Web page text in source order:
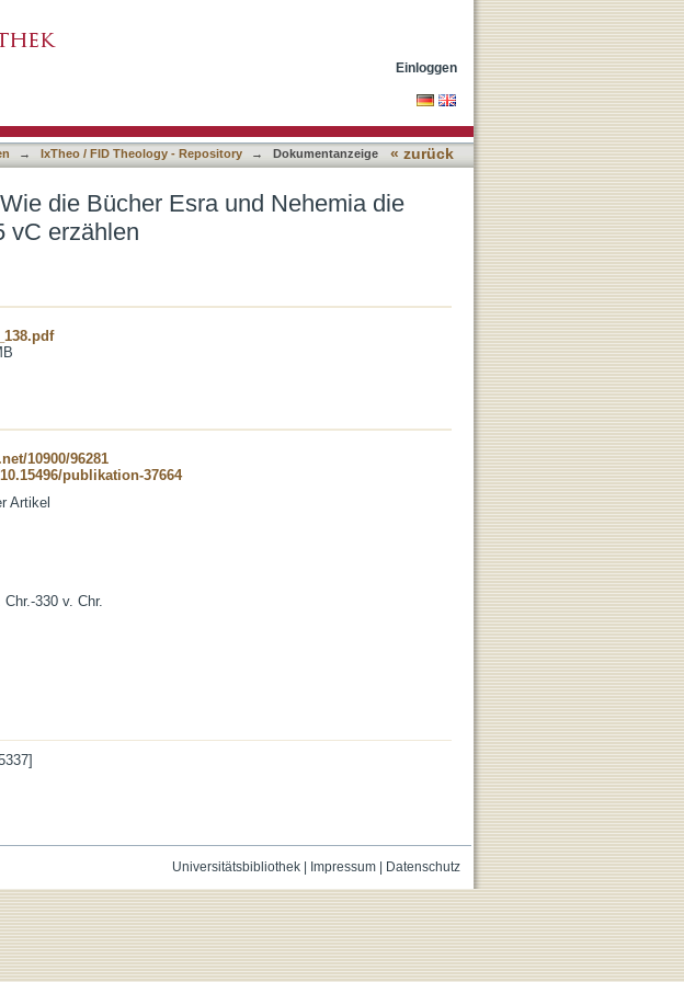
Einloggen
→ IxTheo / FID Theology - Repository → Dokumentanzeige « zurück
die Bücher Esra und Nehemia die
vC erzählen
10900/96281
publikation-37664
Artikel
330 v. Chr.
Universitätsbibliothek| Impressum| Datenschutz